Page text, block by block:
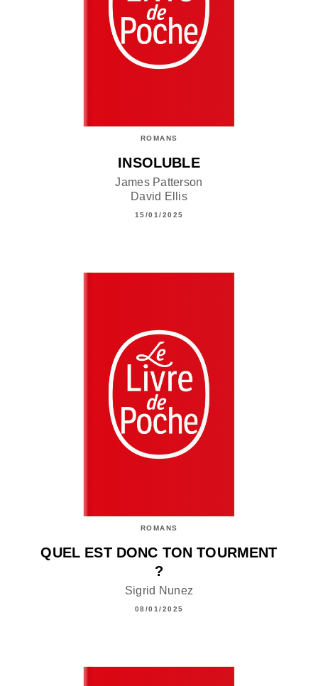
ROMANS
INSOLUBLE
James Patterson
David Ellis
15/01/2025
ROMANS
QUEL EST DONC TON TOURMENT
?
Sigrid Nunez
08/01/2025